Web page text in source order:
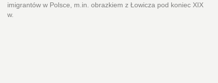
imigrantów w Polsce, m.in. obrazkiem z Łowicza pod koniec XIX
w.